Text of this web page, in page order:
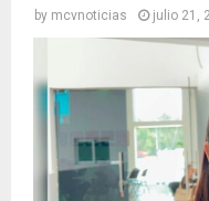
by mcvnoticias julio 21,